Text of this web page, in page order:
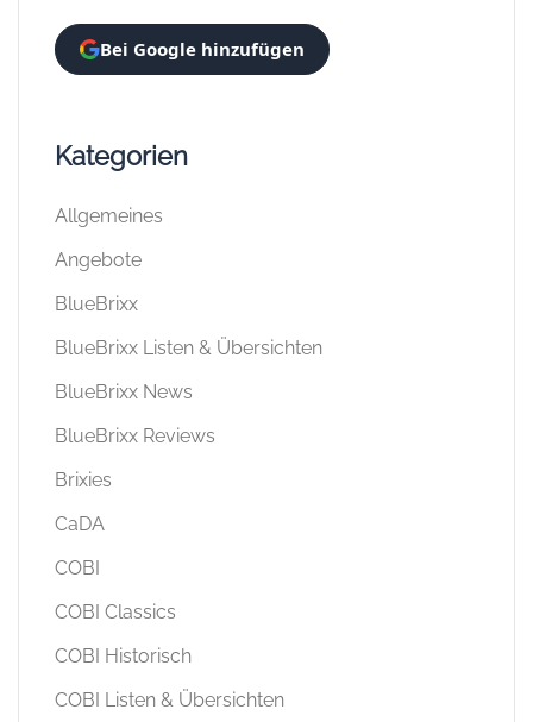
Bei Google hinzufügen
Kategorien
Allgemeines
Angebote
BlueBrixx
BlueBrixx Listen & Übersichten
BlueBrixx News
BlueBrixx Reviews
Brixies
CaDA
COBI
COBI Classics
COBI Historisch
COBI Listen & Übersichten